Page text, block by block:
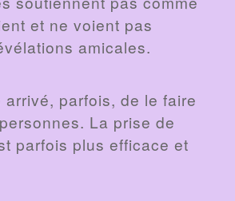
et ne voient pas
amicales.
arrivé, parfois, de le faire
La prise de
parfois plus efficace et